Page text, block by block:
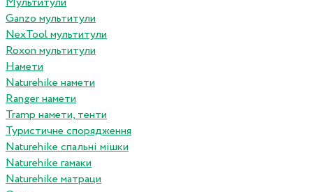
Ganzo мультитули
NexTool мультитули
Roxon мультитули
Намети
Naturehike намети
Ranger намети
Tramp намети, тенти
Туристичне спорядження
Naturehike спальні мішки
Naturehike гамаки
Naturehike матраци